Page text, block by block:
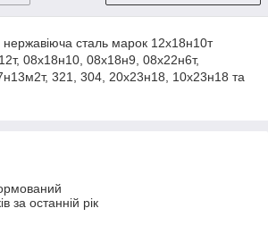
нержавіюча сталь марок 12х18н10т
08х18н10, 08х18н9, 08х22н6т,
321, 304, 20х23н18, 10х23н18 та
за останній рік